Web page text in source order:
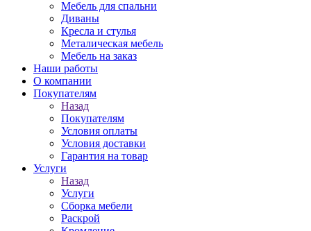
Мебель для спальни
Диваны
Кресла и стулья
Металическая мебель
Мебель на заказ
Наши работы
О компании
Покупателям
Назад
Покупателям
Условия оплаты
Условия доставки
Гарантия на товар
Услуги
Назад
Услуги
Сборка мебели
Раскрой